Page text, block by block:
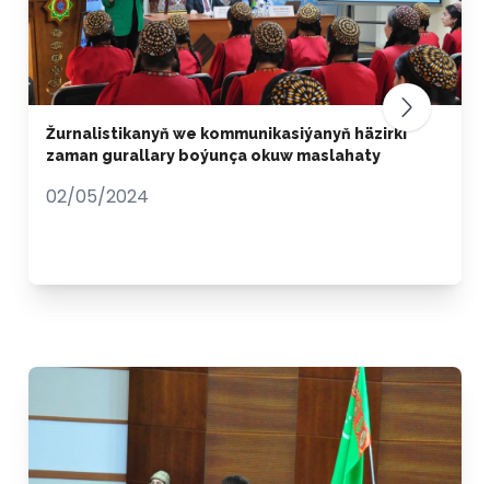
Žurnalistikanyň we kommunikasiýanyň häzirki
zaman gurallary boýunça okuw maslahaty
02/05/2024